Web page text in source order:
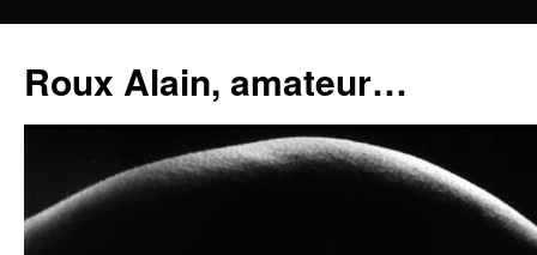
contenu
Roux Alain, amateur…